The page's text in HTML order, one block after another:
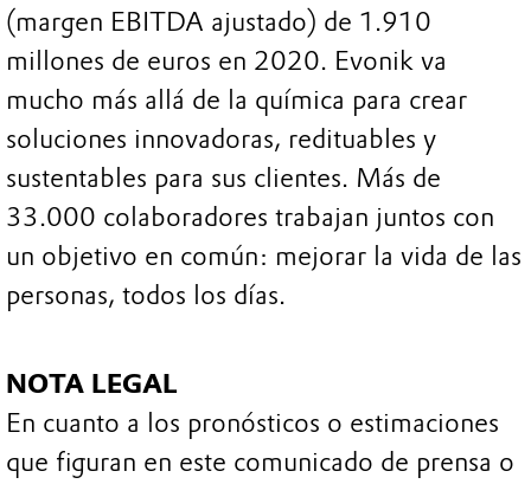
(margen EBITDA ajustado) de 1.910
millones de euros en 2020. Evonik va
mucho más allá de la química para crear
soluciones innovadoras, redituables y
sustentables para sus clientes. Más de
33.000 colaboradores trabajan juntos con
un objetivo en común: mejorar la vida de las
personas, todos los días.
NOTA LEGAL
En cuanto a los pronósticos o estimaciones
que figuran en este comunicado de prensa o